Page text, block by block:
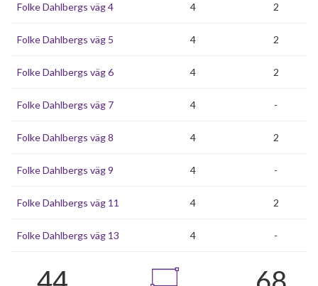
Folke Dahlbergs väg 4 4 2
Folke Dahlbergs väg 5 4 2
Folke Dahlbergs väg 6 4 2
Folke Dahlbergs väg 7 4 -
Folke Dahlbergs väg 8 4 2
Folke Dahlbergs väg 9 4 -
Folke Dahlbergs väg 11 4 2
Folke Dahlbergs väg 13 4 -